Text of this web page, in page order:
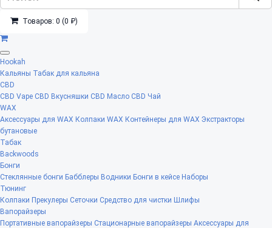
Товаров: 0 (0 ₽)
Hookah
Кальяны Табак для кальяна
CBD
CBD Vape CBD Вкусняшки CBD Масло CBD Чай
WAX
Аксессуары для WAX Колпаки WAX Контейнеры для WAX Экстракторы
бутановые
Табак
Backwoods
Бонги
Стеклянные бонги Бабблеры Водники Бонги в кейсе Наборы
Тюнинг
Колпаки Прекулеры Сеточки Средство для чистки Шлифы
Вапорайзеры
Портативные вапорайзеры Стационарные вапорайзеры Аксессуары для